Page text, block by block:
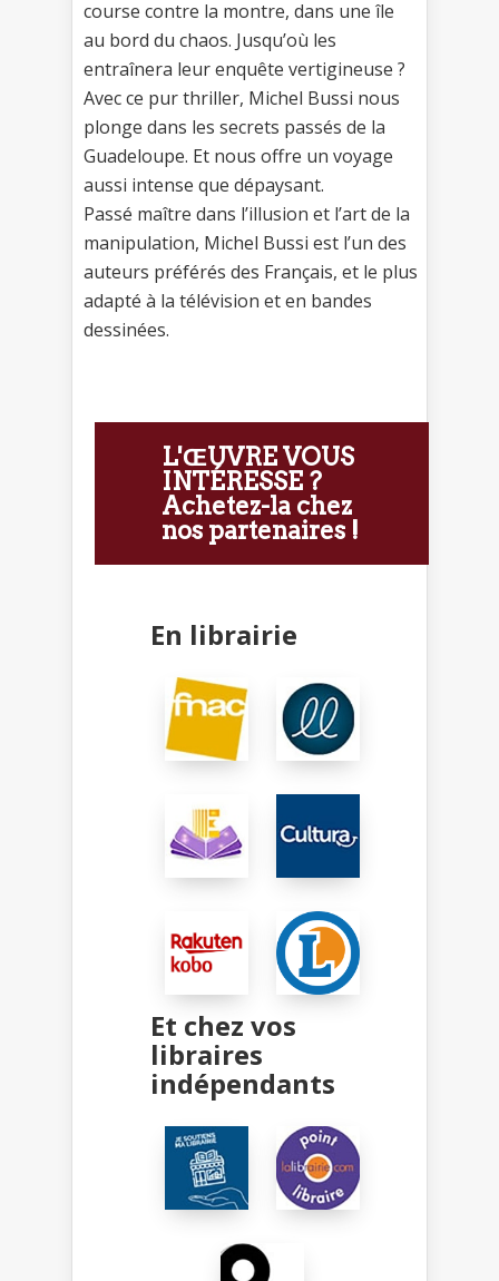
course contre la montre, dans une île
au bord du chaos. Jusqu’où les
entraînera leur enquête vertigineuse ?
Avec ce pur thriller, Michel Bussi nous
plonge dans les secrets passés de la
Guadeloupe. Et nous offre un voyage
aussi intense que dépaysant.
Passé maître dans l’illusion et l’art de la
manipulation, Michel Bussi est l’un des
auteurs préférés des Français, et le plus
adapté à la télévision et en bandes
dessinées.
L'ŒUVRE VOUS
INTÉRESSE ?
Achetez-la chez
nos partenaires !
En librairie
Et chez vos
libraires
indépendants